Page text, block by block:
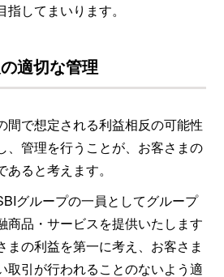
してまいります。
適切な管理
間で想定される利益相反の可能性
、管理を行うことが、お客さまの
ると考えます。
グループの一員としてグループ
商品・サービスを提供いたします
まの利益を第一に考え、お客さま
取引が行われることのないよう適